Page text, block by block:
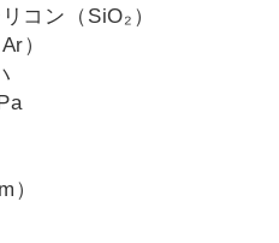
コン（SiO₂）
）
）